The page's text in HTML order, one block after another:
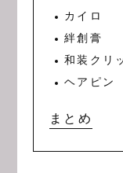
カイロ
絆創膏
和装クリ
ヘアピン
まとめ